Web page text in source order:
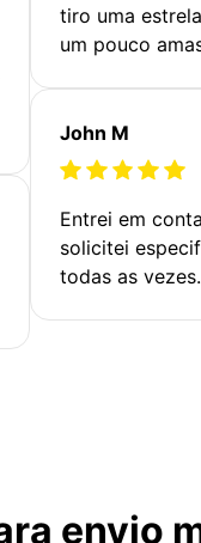
tiro uma
um pouco
John M
Entrei em
solicitei
todas as vezes.
envio